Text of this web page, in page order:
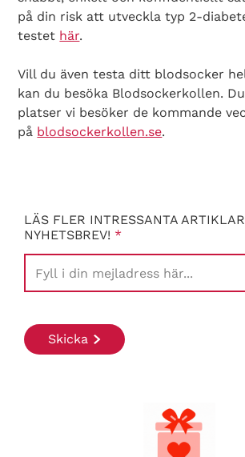
Search Diabetes Wellness Sverige
på din risk att utveckla typ 2-
testet här.
Vill du även testa ditt blodsocker
kan du besöka Blodsockerkollen.
platser vi besöker de kommande
på blodsockerkollen.se.
LÄS FLER INTRESSANTA
NYHETSBREV! *